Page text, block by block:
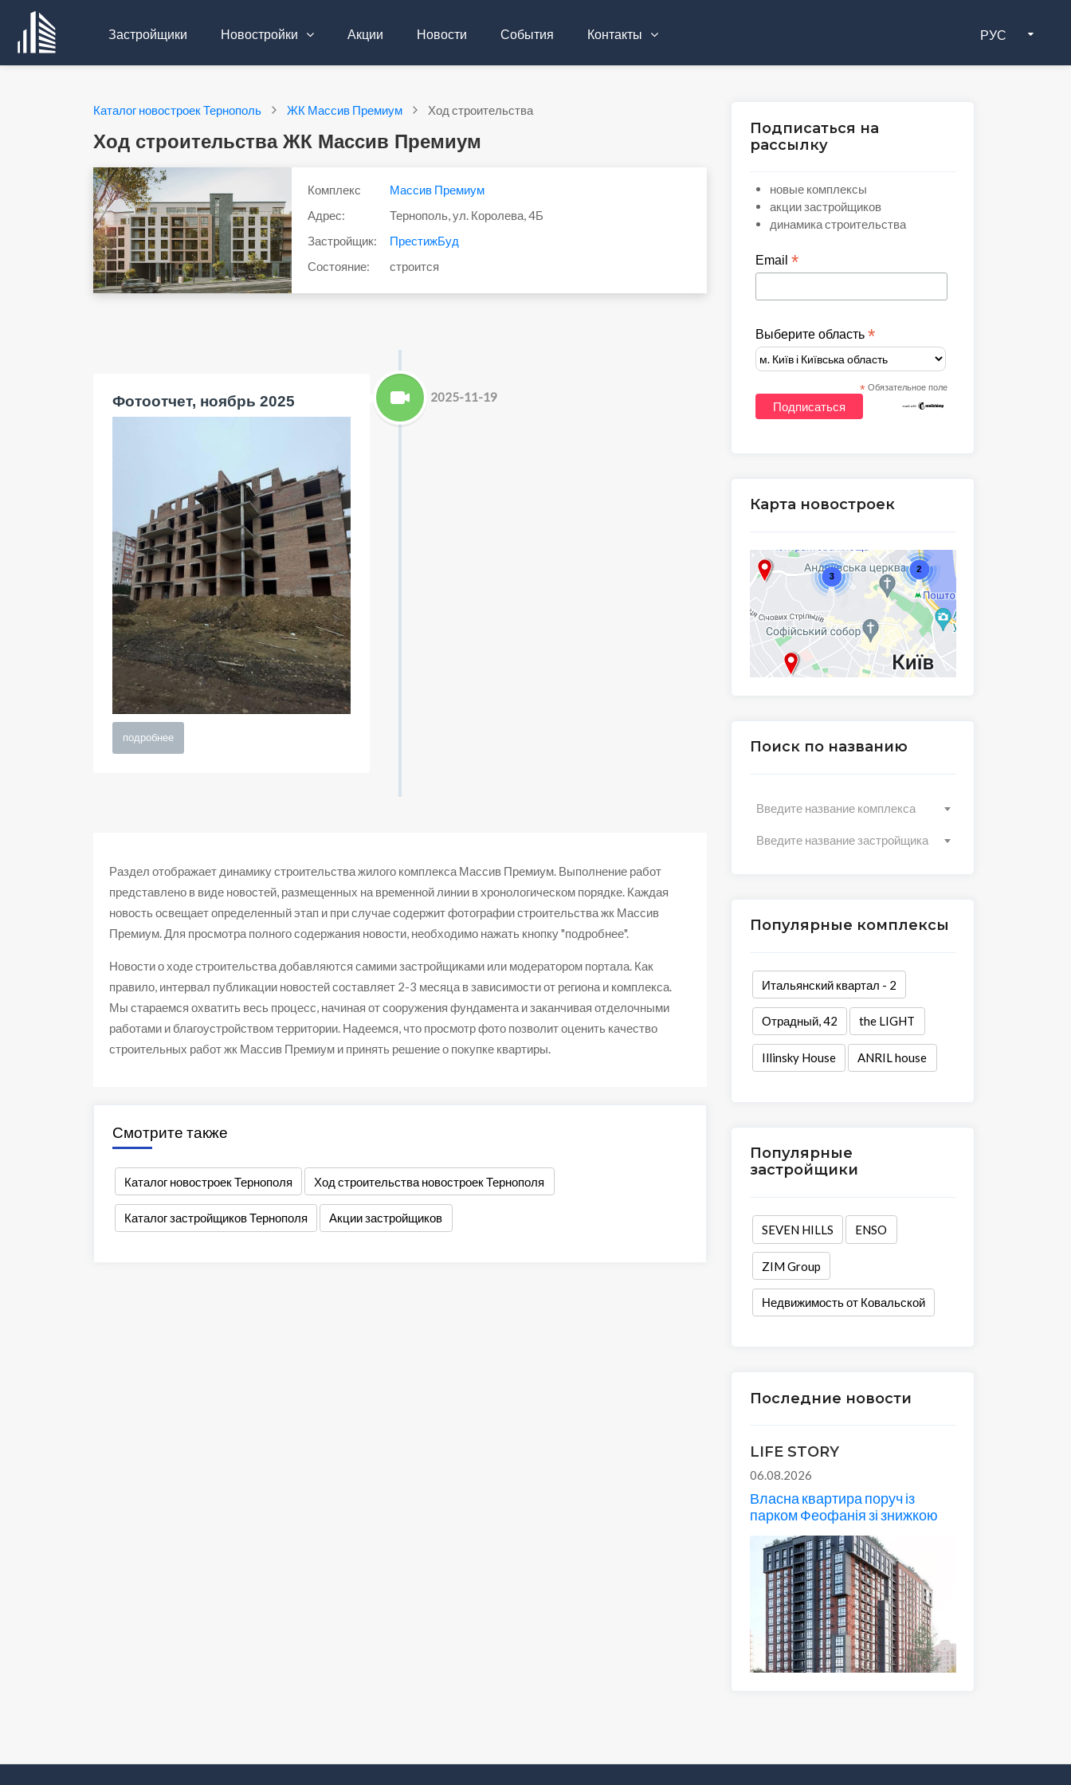
Застройщики Новостройки Акции Новости События Контакты РУС
Каталог новостроек Тернополь ЖК Массив Премиум Ход строительства
Ход строительства ЖК Массив Премиум
Комплекс
Массив Премиум
Адрес:
Тернополь, ул. Королева, 4Б
Застройщик:
ПрестижБуд
Состояние:
строится
Фотоотчет, ноябрь 2025
подробнее
2025-11-19
Раздел отображает динамику строительства жилого комплекса Массив Премиум. Выполнение работ
представлено в виде новостей, размещенных на временной линии в хронологическом порядке. Каждая
новость освещает определенный этап и при случае содержит фотографии строительства жк Массив
Премиум. Для просмотра полного содержания новости, необходимо нажать кнопку "подробнее".
Новости о ходе строительства добавляются самими застройщиками или модератором портала. Как
правило, интервал публикации новостей составляет 2-3 месяца в зависимости от региона и комплекса.
Мы стараемся охватить весь процесс, начиная от сооружения фундамента и заканчивая отделочными
работами и благоустройством территории. Надеемся, что просмотр фото позволит оценить качество
строительных работ жк Массив Премиум и принять решение о покупке квартиры.
Смотрите также
Каталог новостроек Тернополя Ход строительства новостроек Тернополя
Каталог застройщиков Тернополя Акции застройщиков
Подписаться на
рассылку
новые комплексы
акции застройщиков
динамика строительства
Email*
Выберите область*
* Обязательное поле
Карта новостроек
Поиск по названию
Введите название комплекса
Введите название застройщика
Популярные комплексы
Итальянский квартал - 2
Отрадный, 42 the LIGHT
Illinsky House ANRIL house
Популярные
застройщики
SEVEN HILLS ENSO
ZIM Group
Недвижимость от Ковальской
Последние новости
LIFE STORY
06.08.2026
Власна квартира поруч із
парком Феофанія зі знижкою